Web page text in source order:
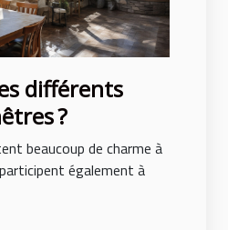
différents
?
beaucoup de charme à
également à